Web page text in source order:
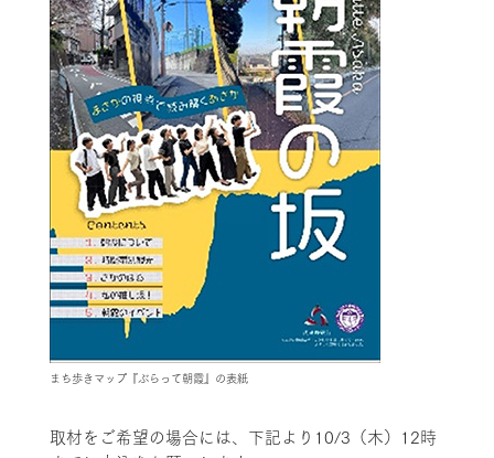
まち歩きマップ『ぶらって朝霞』の表紙
取材をご希望の場合には、下記より10/3（木）12時